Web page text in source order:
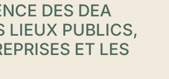
DES DEA
LIEUX PUBLICS,
ET LES